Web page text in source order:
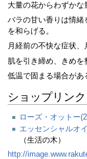
大量の花からわずかな
バラの甘い香りは情緒
を和らげる。
月経前の不快な症状、
肌を引き締め、きめを
低温で固まる場合があ
ショップリンク
ローズ・オットー
エッセンシャルオ
（生活の木）
http://